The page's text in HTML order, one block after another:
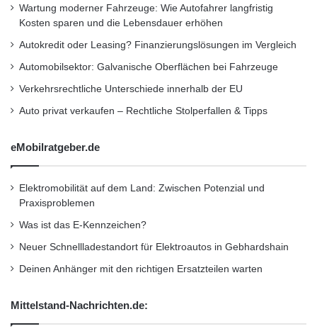
Flugverspätungen und Ausfälle, die ihre Reise
beeinflussen könnten.
– Meldungen für Reiseziele decken
Sicherheitsprobleme, Wetterlage etc. ab.
– Die Meldungen werden bei der App zu
angezeigt, sodass der Reisende diese schnell
und einfach einsehen und
n Wartung moderner Fahrzeuge: Wie Autofahrer langfristig
Kosten sparen und die Lebensdauer erhöhen
Autokredit oder Leasing? Finanzierungslösungen im Vergleich
Automobilsektor: Galvanische Oberflächen bei Fahrzeuge
Verkehrsrechtliche Unterschiede innerhalb der EU
Auto privat verkaufen – Rechtliche Stolperfallen & Tipps
eMobilratgeber.de
Elektromobilität auf dem Land: Zwischen Potenzial und
Praxisproblemen
Was ist das E-Kennzeichen?
Neuer Schnellladestandort für Elektroautos in Gebhardshain
Deinen Anhänger mit den richtigen Ersatzteilen warten
Mittelstand-Nachrichten.de: